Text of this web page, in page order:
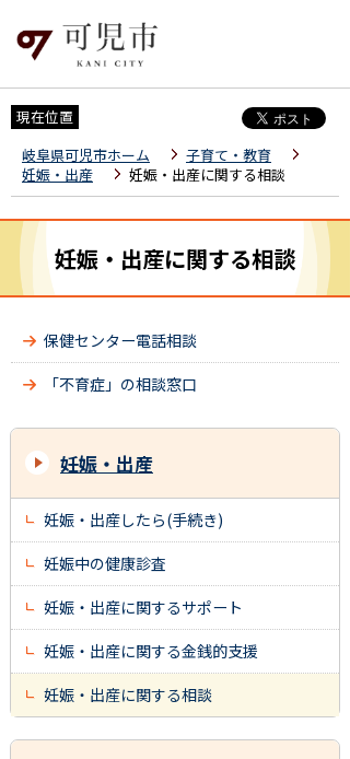
現在位置
岐阜県可児市ホーム
子育て・教育
妊娠・出産
妊娠・出産に関する相談
妊娠・出産に関する相談
保健センター電話相談
「不育症」の相談窓口
妊娠・出産
妊娠・出産したら(手続き)
妊娠中の健康診査
妊娠・出産に関するサポート
妊娠・出産に関する金銭的支援
妊娠・出産に関する相談